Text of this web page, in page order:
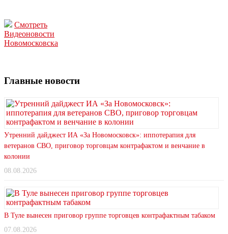
Смотреть
Видеоновости
Новомосковска
Главные новости
Утренний дайджест ИА «За Новомосковск»: иппотерапия для
ветеранов СВО, приговор торговцам контрафактом и венчание в
колонии
08.08.2026
В Туле вынесен приговор группе торговцев контрафактным табаком
07.08.2026